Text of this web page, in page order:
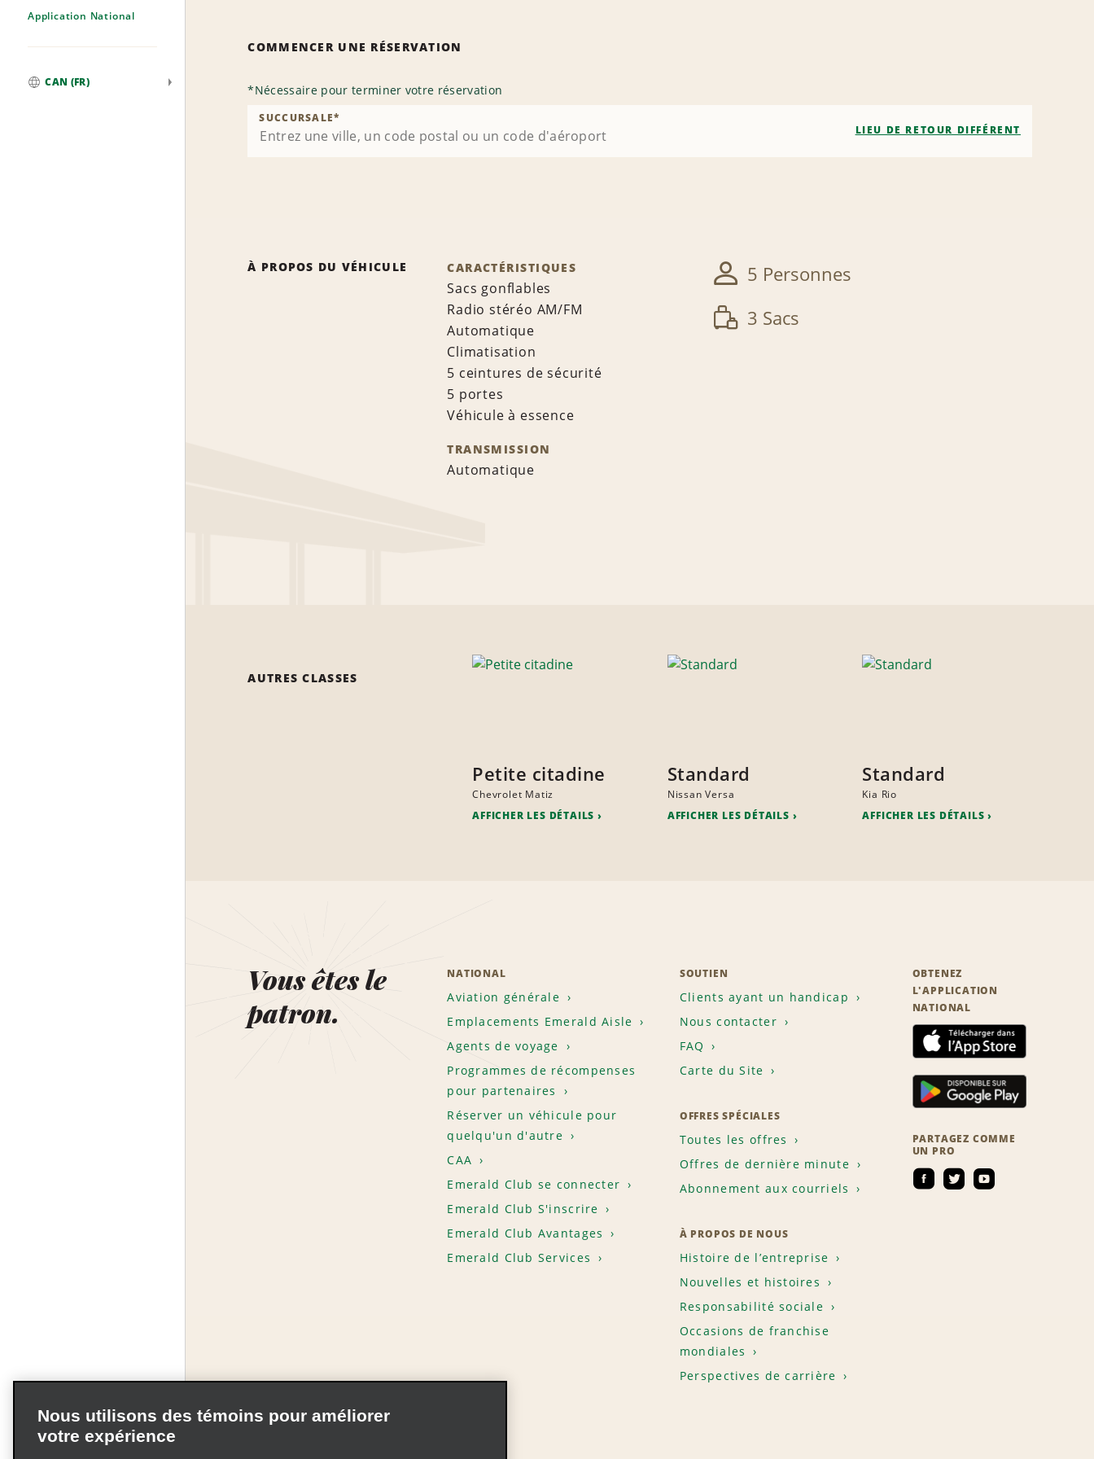
Application National
CAN (FR)
COMMENCER UNE RÉSERVATION
*Nécessaire pour terminer votre réservation
SUCCURSALE*
LIEU DE RETOUR DIFFÉRENT
À PROPOS DU VÉHICULE CARACTÉRISTIQUES
Sacs gonflables
Radio stéréo AM/FM
Automatique
Climatisation
5 ceintures de sécurité
5 portes
Véhicule à essence
TRANSMISSION
Automatique
5 Personnes
3 Sacs
AUTRES CLASSES
Petite citadine
Chevrolet Matiz
AFFICHER LES DÉTAILS
Standard
Nissan Versa
AFFICHER LES DÉTAILS
Standard
Kia Rio
AFFICHER LES DÉTAILS
Vous êtes le
patron.
NATIONAL
Aviation générale
Emplacements Emerald Aisle
Agents de voyage
Programmes de récompenses
pour partenaires
Réserver un véhicule pour
quelqu'un d'autre
CAA
Emerald Club se connecter
Emerald Club S'inscrire
Emerald Club Avantages
Emerald Club Services
SOUTIEN
Clients ayant un handicap
Nous contacter
FAQ
Carte du Site
OFFRES SPÉCIALES
Toutes les offres
Offres de dernière minute
Abonnement aux courriels
À PROPOS DE NOUS
Histoire de l’entreprise
Nouvelles et histoires
Responsabilité sociale
Occasions de franchise
mondiales
Perspectives de carrière
OBTENEZ
L'APPLICATION
NATIONAL
PARTAGEZ COMME
UN PRO
Nous utilisons des témoins pour améliorer
votre expérience